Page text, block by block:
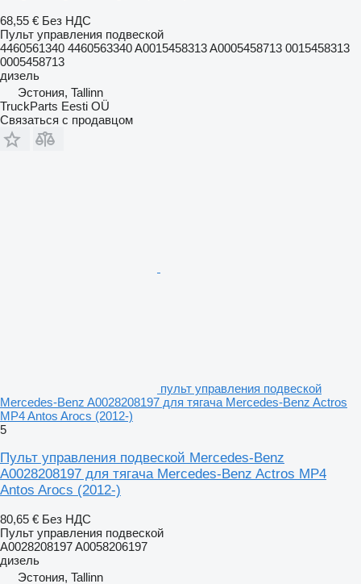
68,55 € Без НДС
Пульт управления подвеской
4460561340 4460563340 A0015458313 A0005458713 0015458313
0005458713
дизель
Эстония, Tallinn
TruckParts Eesti OÜ
Связаться с продавцом
пульт управления подвеской
Mercedes-Benz A0028208197 для тягача Mercedes-Benz Actros
MP4 Antos Arocs (2012-)
5
Пульт управления подвеской Mercedes-Benz
A0028208197 для тягача Mercedes-Benz Actros MP4
Antos Arocs (2012-)
80,65 € Без НДС
Пульт управления подвеской
A0028208197 A0058206197
дизель
Эстония, Tallinn